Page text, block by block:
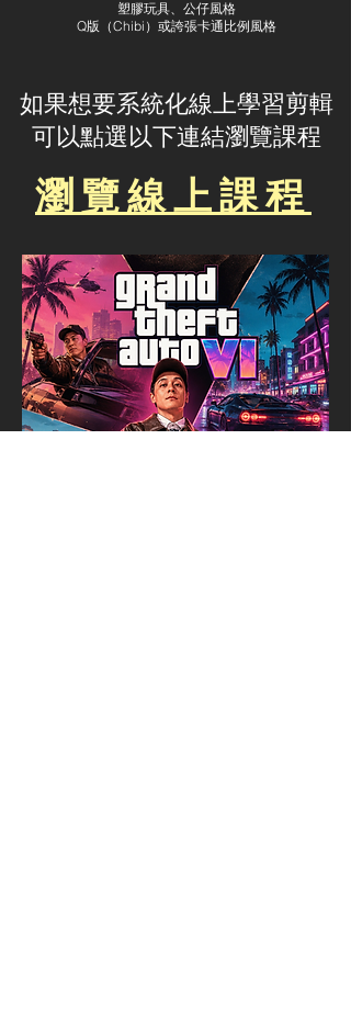
塑膠玩具、公仔風格
Q版（Chibi）或誇張卡通比例風格
​如果想要系統化線上學習剪輯
可以點選以下連結瀏覽課程
瀏覽線上課程